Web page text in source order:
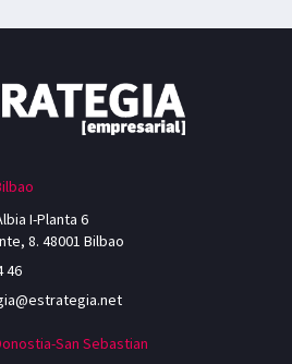
I-Planta 6
8. 48001 Bilbao
46
San Sebastian